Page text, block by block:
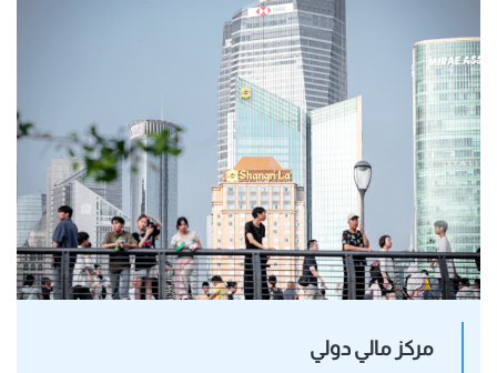
مركز مالي دولي